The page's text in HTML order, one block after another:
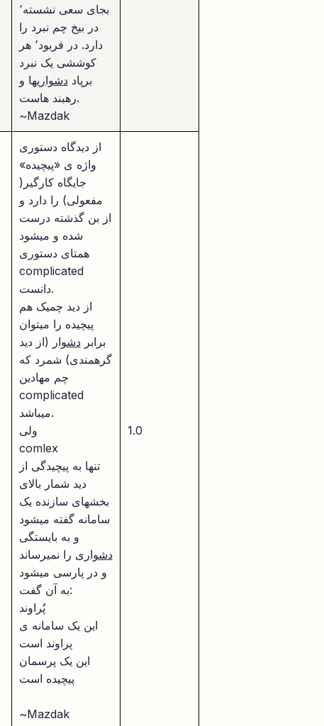
بجای سعی نشسته٬
در بیخ چم نبرد را
دارد. در فربود٬ هر
کوششی یک نبرد
برپاددشوار یها و
رهبند هاست.
~Mazdak
از دیدگاه دستوری
واژه ی «پیچیده»
جایگاه کارگیر(
مفعولی) را دارد و
از بن گذشته درست
شده و میشود
همتای دستوری
complicated
دانست.
از دید چمیک هم
پیچیده را میتوان
برابردشوار (از دید
گرهمندی) شمرد که
چم مهادین
complicated
میباشد.
ولی
comlex
تنها به پیچیدگی از
دید شمار بالای
بخشهای سازنده یک
سامانه گفته میشود
و به بایستگی
دشوار ی را نمیرساند
و در پارسی میشود
به آن گفت:
پُراوند
این یک سامانه ی
پراوند است
این یک پرسمان
پیچیده است
~Mazdak
1.0